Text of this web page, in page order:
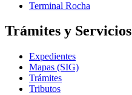
Terminal Rocha
Trámites y Servicios
Expedientes
Mapas (SIG)
Trámites
Tributos